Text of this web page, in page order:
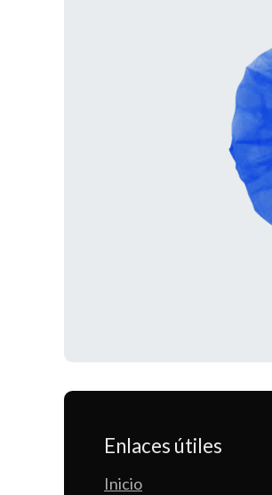
Enlaces útiles
Inicio